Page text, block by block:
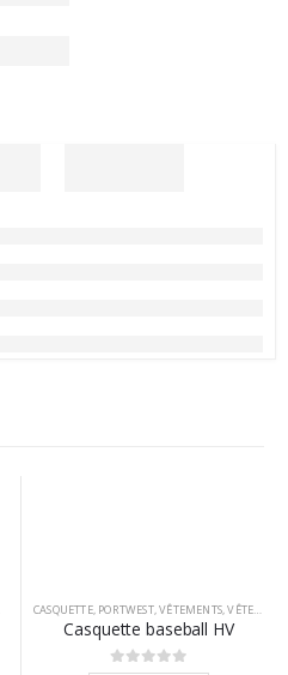
CASQUETTE, PORTWEST,VÊTEMENTS,VÊTEMENTS PERSONNALISABLES
Casquette baseball HV